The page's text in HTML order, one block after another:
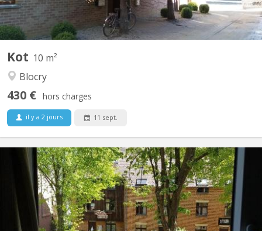
Kot 10 m²
Blocry
430 € hors charges
il y a 2 jours 11 sept.
KV 424
kot à louer dans communautaire de 8, proche de la Grand place,
Le Piano, Centre sportif Blocry, facultés, lumineux disponible dès
le 1 juillet 2026 et ce jusqu'au 10 septembre 2026